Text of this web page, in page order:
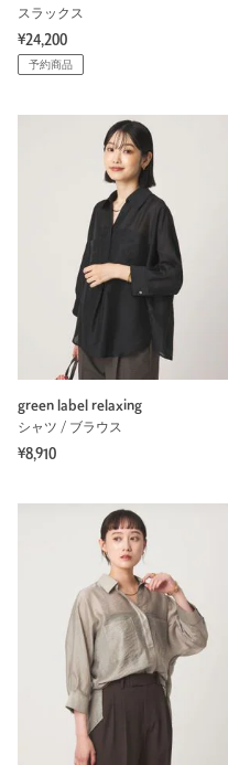
スラックス
¥24,200
予約商品
green label relaxing
シャツ / ブラウス
¥8,910